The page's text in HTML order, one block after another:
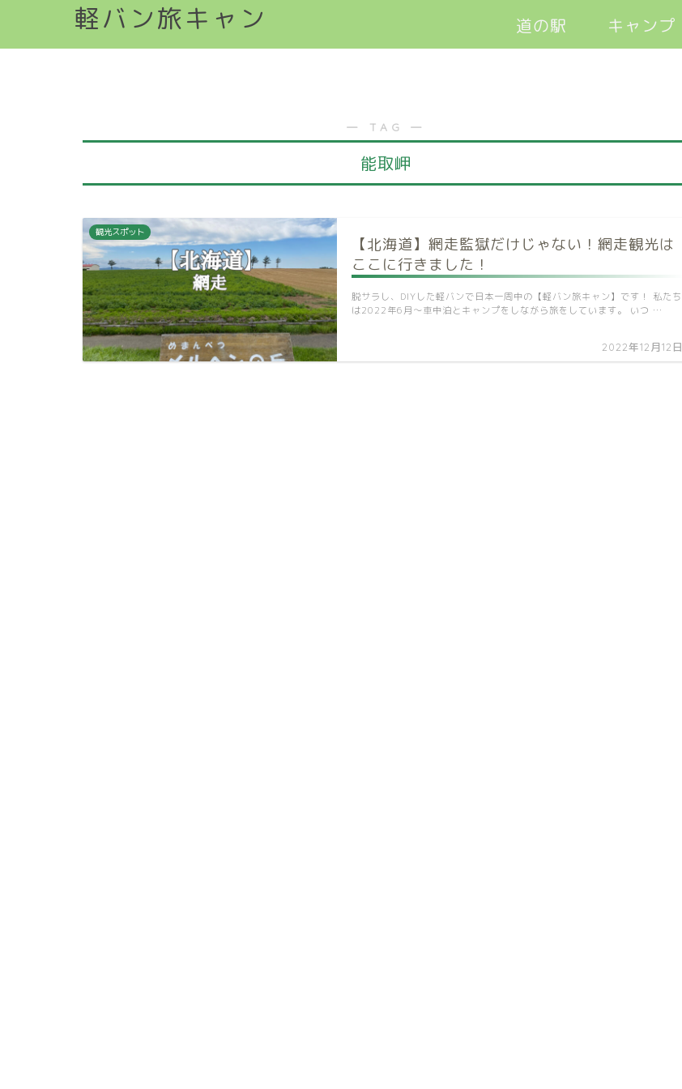
軽バン旅キャン 道の駅 キャンプ
― TAG ―
能取岬
観光スポット
【北海道】網走監獄だけじゃない！網走観光は
ここに行きました！
2022年12月12日
脱サラし、DIYした軽バンで日本一周中の【軽バン旅キャン】です！ 私たち
は2022年6月～車中泊とキャンプをしながら旅をしています。 いつ …